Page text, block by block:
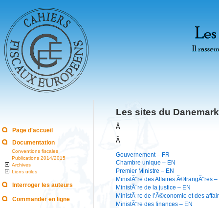
Page d'accueil
Documentation
Conventions fiscales
Publications 2014/2015
Archives
Liens utiles
Interroger les auteurs
Commander en ligne
Les sites du Danemark
Â
Â
Gouvernement – FR
Chambre unique – EN
Premier Ministre – EN
MinistÃ¨re des Affaires Ã©trangÃ¨res –
MinistÃ¨re de la justice – EN
MinistÃ¨re de l’Ã©conomie et des
MinistÃ¨re des finances – EN